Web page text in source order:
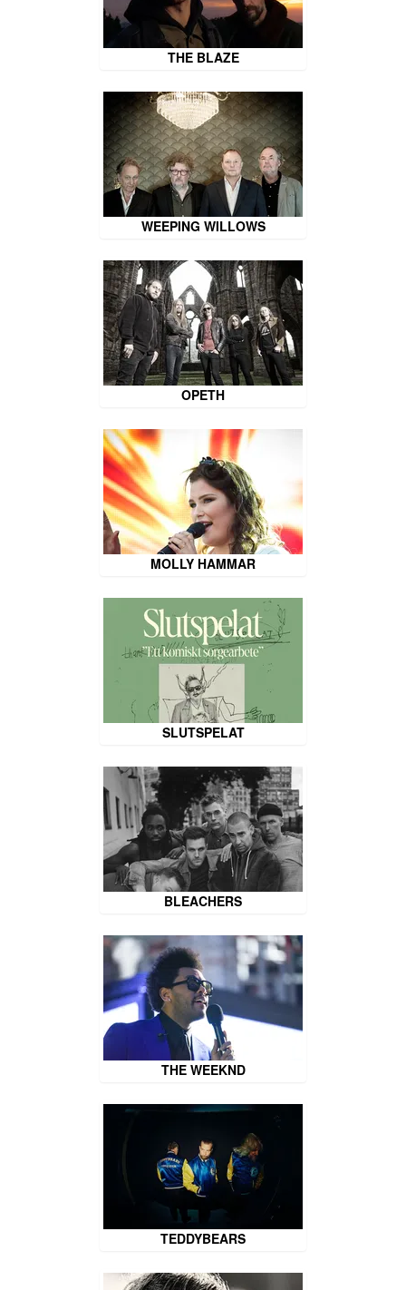
THE BLAZE
WEEPING WILLOWS
OPETH
MOLLY HAMMAR
SLUTSPELAT
BLEACHERS
THE WEEKND
TEDDYBEARS